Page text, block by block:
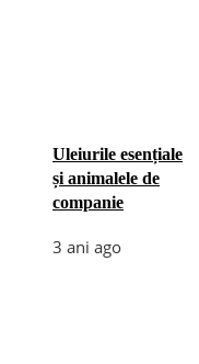
Uleiurile esențiale
și animalele de
companie
3 ani ago